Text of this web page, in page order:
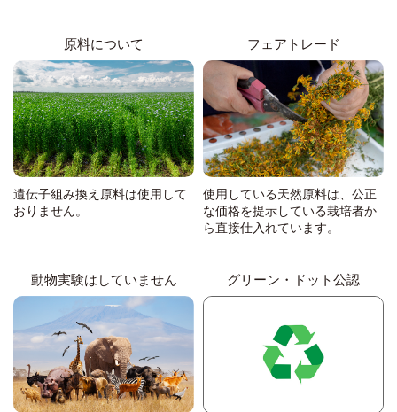
原料について
遺伝子組み換え原料は使用して
おりません。
フェアトレード
使用している天然原料は、公正
な価格を提示している栽培者か
ら直接仕入れています。
動物実験はしていません グリーン・ドット公認